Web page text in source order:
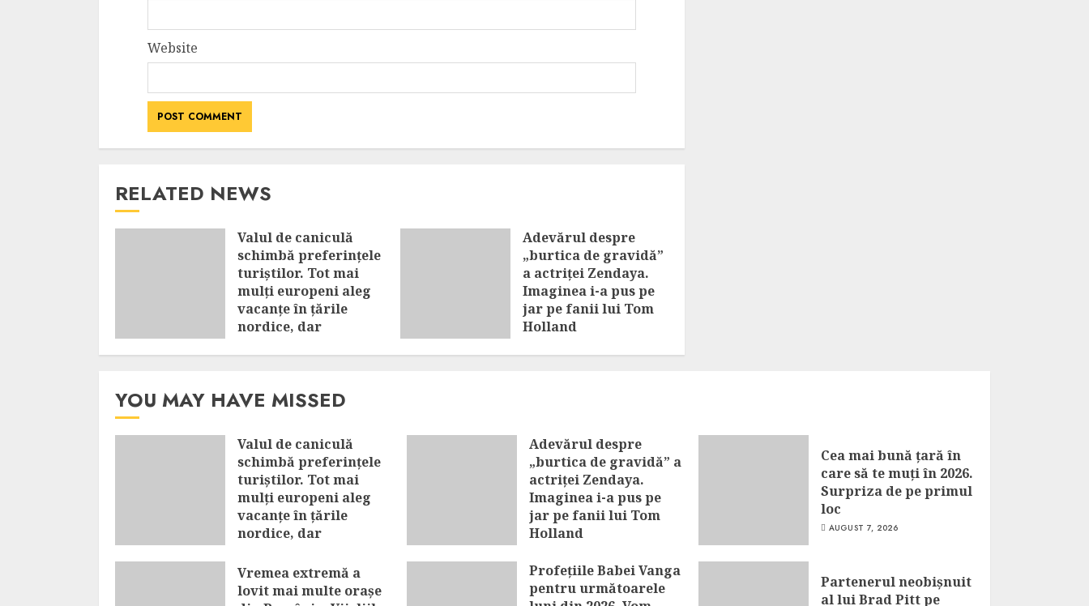
Website
RELATED NEWS
Valul de caniculă
schimbă preferințele
turiștilor. Tot mai
mulți europeni aleg
vacanțe în țările
nordice, dar
Adevărul despre
„burtica de gravidă”
a actriței Zendaya.
Imaginea i-a pus pe
jar pe fanii lui Tom
Holland
YOU MAY HAVE MISSED
Valul de caniculă
schimbă preferințele
turiștilor. Tot mai
mulți europeni aleg
vacanțe în țările
nordice, dar
top
AUGUST 8, 2026
Adevărul despre
„burtica de gravidă” a
actriței Zendaya.
Imaginea i-a pus pe
jar pe fanii lui Tom
Holland
Cea mai bună țară în
care să te muți în 2026.
Surpriza de pe primul
loc
AUGUST 7, 2026
Vremea extremă a
lovit mai multe orașe
Profețiile Babei Vanga
pentru următoarele
Partenerul neobișnuit
al lui Brad Pitt pe